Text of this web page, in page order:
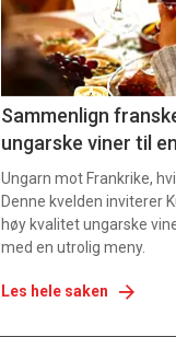
-
5
Sammenlign
ungarske viner til
Ungarn mot Frankrike,
Denne kvelden inviterer
høy kvalitet ungarske
med en utrolig meny.
Les hele saken